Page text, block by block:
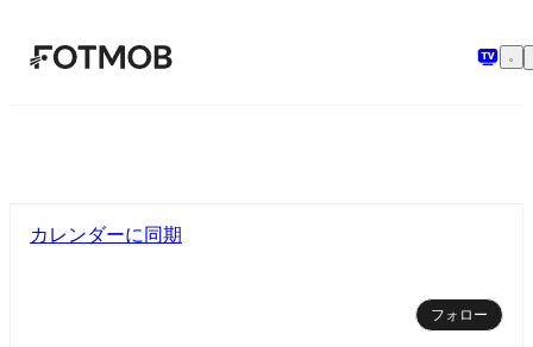
メインコンテンツへスキップ
カレンダーに同期
フォロー